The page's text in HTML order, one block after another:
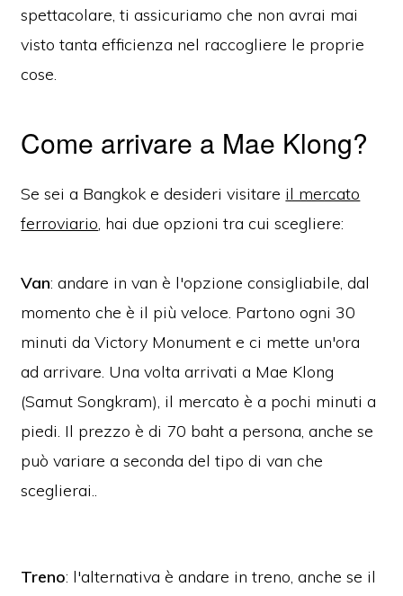
spettacolare, ti assicuriamo che non avrai mai
visto tanta efficienza nel raccogliere le proprie
cose.
Come arrivare a Mae Klong?
Se sei a Bangkok e desideri visitare il mercato
ferroviario, hai due opzioni tra cui scegliere:
Van: andare in van è l'opzione consigliabile, dal
momento che è il più veloce. Partono ogni 30
minuti da Victory Monument e ci mette un'ora
ad arrivare. Una volta arrivati a Mae Klong
(Samut Songkram), il mercato è a pochi minuti a
piedi. Il prezzo è di 70 baht a persona, anche se
può variare a seconda del tipo di van che
sceglierai..
Treno: l'alternativa è andare in treno, anche se il